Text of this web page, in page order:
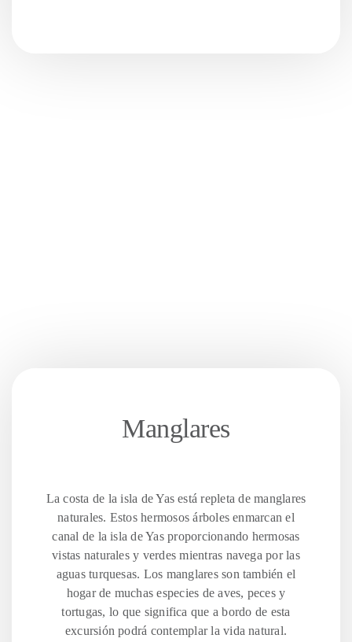
Manglares
La costa de la isla de Yas está repleta de manglares
naturales. Estos hermosos árboles enmarcan el
canal de la isla de Yas proporcionando hermosas
vistas naturales y verdes mientras navega por las
aguas turquesas. Los manglares son también el
hogar de muchas especies de aves, peces y
tortugas, lo que significa que a bordo de esta
excursión podrá contemplar la vida natural.